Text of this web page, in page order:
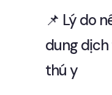
📌 Lý do
dung
thú y